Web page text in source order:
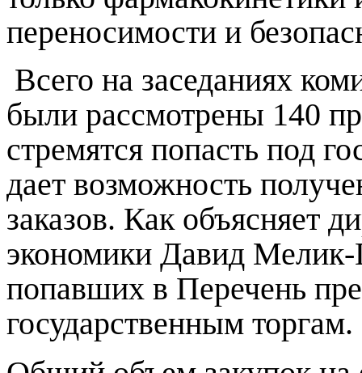
переносимости и
Всего на заседаниях
были рассмотрены 140
стремятся попасть под
дает возможность
заказов. Как объясняет
экономики Давид Мелик-
попавших в Перечень
государственным торгам.